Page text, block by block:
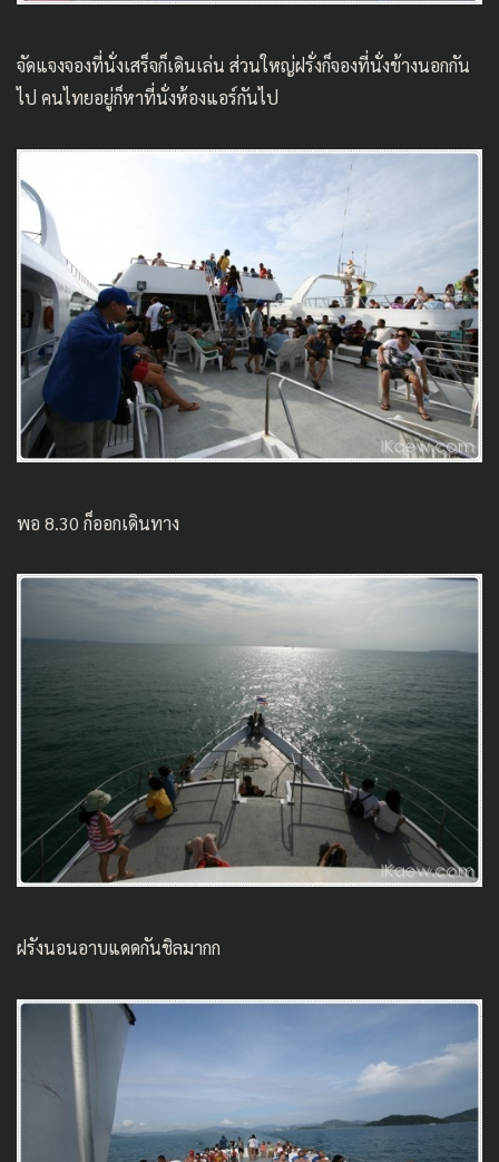
จัดแจงจองที่นั่งเสร็จก็เดินเล่น ส่วนใหญ่ฝรั่งก็จองที่นั่งข้างนอกกัน
ไป คนไทยอยู่ก็หาที่นั่งห้องแอร์กันไป
พอ 8.30 ก็ออกเดินทาง
ฝรังนอนอาบแดดกันชิลมากก